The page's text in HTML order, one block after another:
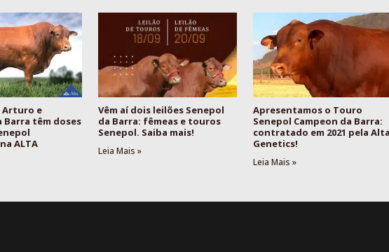
Arturo e
Barra têm doses
ALTA
Vêm aí dois leilões Senepol
da Barra: fêmeas e touros
Senepol. Saiba mais!
Leia Mais »
Apresentamos o Touro
Senepol Campeon da Barra:
contratado em 2021 pela Alta
Genetics!
Leia Mais »